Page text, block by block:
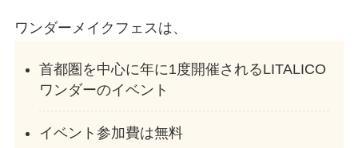
ワンダーメイクフェスは、
首都圏を中心に年に1度開催されるLITALICO
ワンダーのイベント
イベント参加費は無料